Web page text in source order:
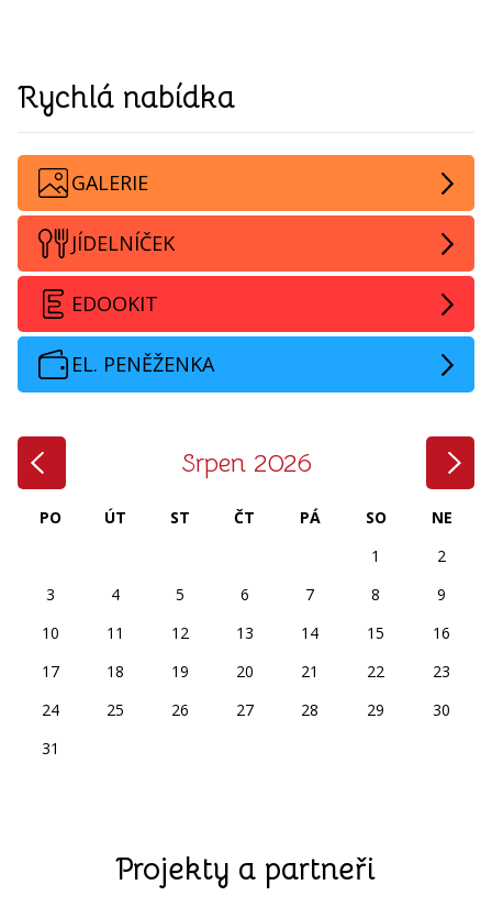
Rychlá nabídka
GALERIE
JÍDELNÍČEK
EDOOKIT
EL. PENĚŽENKA
Srpen 2026
PO ÚT ST ČT PÁ SO
NE
1
2
3
4 5 6 7 8
9
10
11 12 13 14 15
16
17
18 19 20 21 22
23
24
25 26 27 28 29
30
31
Projekty a partneři